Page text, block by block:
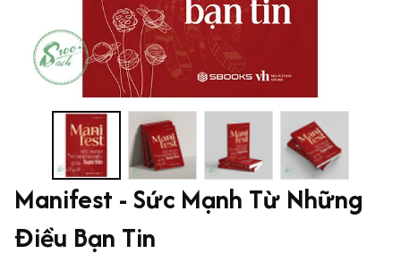
Manifest - Sức Mạnh Từ Những
Điều Bạn Tin